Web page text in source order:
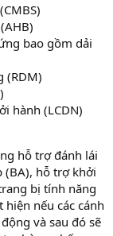
bao gồm dải
(RDM)
hành (LCDN)
hỗ trợ đánh lái
(BA), hỗ trợ khởi
bị tính năng
nếu các cánh
và sau đó sẽ